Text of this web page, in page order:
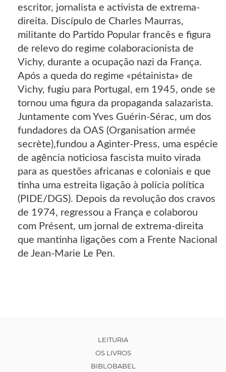
escritor, jornalista e activista de extrema-
direita. Discípulo de Charles Maurras,
militante do Partido Popular francês e figura
de relevo do regime colaboracionista de
Vichy, durante a ocupação nazi da França.
Após a queda do regime «pétainista» de
Vichy, fugiu para Portugal, em 1945, onde se
tornou uma figura da propaganda salazarista.
Juntamente com Yves Guérin-Sérac, um dos
fundadores da OAS (Organisation armée
secrète),fundou a Aginter-Press, uma espécie
de agência noticiosa fascista muito virada
para as questões africanas e coloniais e que
tinha uma estreita ligação à polícia política
(PIDE/DGS). Depois da revolução dos cravos
de 1974, regressou a França e colaborou
com Présent, um jornal de extrema-direita
que mantinha ligações com a Frente Nacional
de Jean-Marie Le Pen.
LEITURIA
OS LIVROS
BIBLOBABEL